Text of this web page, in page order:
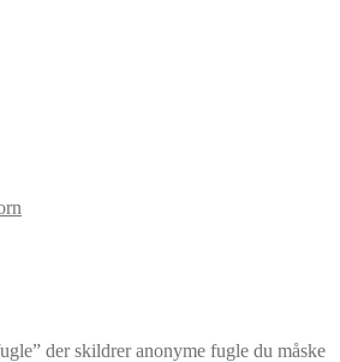
der skildrer anonyme fugle du måske